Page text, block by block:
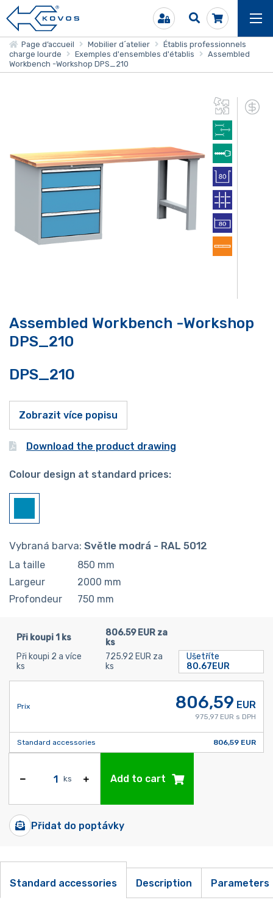
Page d’accueil Mobilier d´atelier
Établis professionnels
charge lourde
Exemples d'ensembles d'établis
Assembled
Workbench -Workshop DPS_210
Assembled Workbench -Workshop
DPS_210
DPS_210
Zobrazit více popisu
Download the product drawing
Colour design at standard prices:
Vybraná barva: Světle modrá - RAL 5012
La taille 850 mm
Largeur
2000 mm
Profondeur
750 mm
Při koupi 1 ks
806.59 EUR za
ks
Při koupi 2 a více
ks
725.92 EUR za
ks
Ušetříte
80.67EUR
Prix 806,59 EUR
975,97 EUR s DPH
Standard accessories 806,59 EUR
ks Add to cart
Přidat do poptávky
Standard accessories Description Parameters